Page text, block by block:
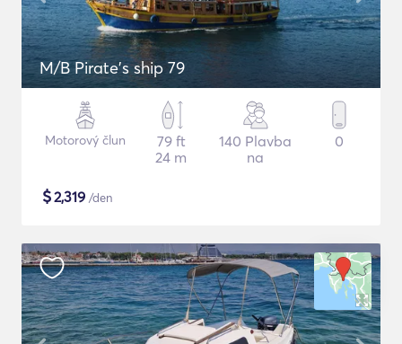
M/B Pirate's ship 79
Motorový člun
79 ft
24 m
140 Plavba
na
0
$2,319 /den